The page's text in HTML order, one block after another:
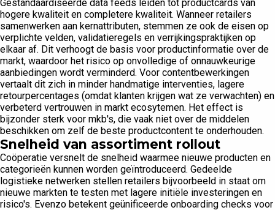
Gestandaardiseerde data feeds leiden tot productcards van
hogere kwaliteit en completere kwaliteit. Wanneer retailers
samenwerken aan kernattributen, stemmen ze ook de eisen op
verplichte velden, validatieregels en verrijkingspraktijken op
elkaar af. Dit verhoogt de basis voor productinformatie over de
markt, waardoor het risico op onvolledige of onnauwkeurige
aanbiedingen wordt verminderd. Voor contentbewerkingen
vertaalt dit zich in minder handmatige interventies, lagere
retourpercentages (omdat klanten krijgen wat ze verwachten) en
verbeterd vertrouwen in markt ecosytemen. Het effect is
bijzonder sterk voor mkb's, die vaak niet over de middelen
beschikken om zelf de beste productcontent te onderhouden.
Snelheid van assortiment rollout
Coöperatie versnelt de snelheid waarmee nieuwe producten en
categorieën kunnen worden geïntroduceerd. Gedeelde
logistieke netwerken stellen retailers bijvoorbeeld in staat om
nieuwe markten te testen met lagere initiële investeringen en
risico's. Evenzo betekent geünificeerde onboarding checks voor